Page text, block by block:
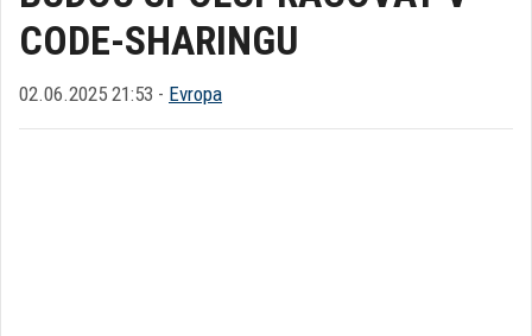
CODE-SHARINGU
02.06.2025 21:53 - Evropa